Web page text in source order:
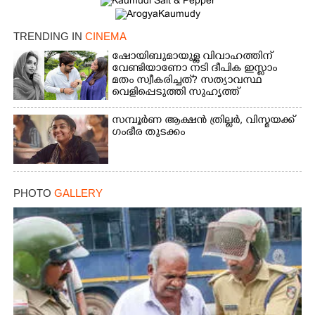
TRENDING IN CINEMA
ഷോയിബുമായുള്ള വിവാഹത്തിന്
വേണ്ടിയാണോ നടി ദീപിക ഇസ്ലാം
മതം സ്വീകരിച്ചത്? സത്യാവസ്ഥ
വെളിപ്പെടുത്തി സുഹൃത്ത്‌
സമ്പൂർണ ആക്ഷൻ ത്രില്ലർ,​ വിസ്മയക്ക്
ഗംഭീര തുടക്കം
PHOTO GALLERY